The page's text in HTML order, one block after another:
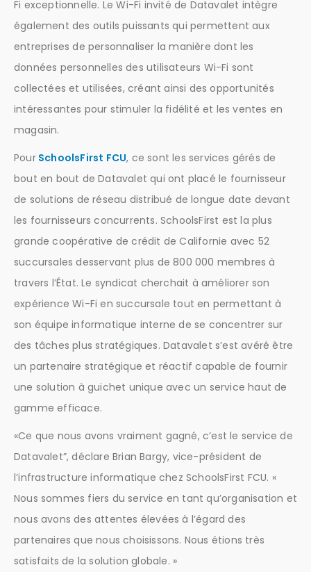
Fi exceptionnelle. Le Wi-Fi invité de Datavalet intègre
également des outils puissants qui permettent aux
entreprises de personnaliser la manière dont les
données personnelles des utilisateurs Wi-Fi sont
collectées et utilisées, créant ainsi des opportunités
intéressantes pour stimuler la fidélité et les ventes en
magasin.
PourSchoolsFirst FCU, ce sont les services gérés de
bout en bout de Datavalet qui ont placé le fournisseur
de solutions de réseau distribué de longue date devant
les fournisseurs concurrents. SchoolsFirst est la plus
grande coopérative de crédit de Californie avec 52
succursales desservant plus de 800 000 membres à
travers l’État. Le syndicat cherchait à améliorer son
expérience Wi-Fi en succursale tout en permettant à
son équipe informatique interne de se concentrer sur
des tâches plus stratégiques. Datavalet s’est avéré être
un partenaire stratégique et réactif capable de fournir
une solution à guichet unique avec un service haut de
gamme efficace.
«Ce que nous avons vraiment gagné, c’est le service de
Datavalet”, déclare Brian Bargy, vice-président de
l’infrastructure informatique chez SchoolsFirst FCU. «
Nous sommes fiers du service en tant qu’organisation et
nous avons des attentes élevées à l’égard des
partenaires que nous choisissons. Nous étions très
satisfaits de la solution globale. »